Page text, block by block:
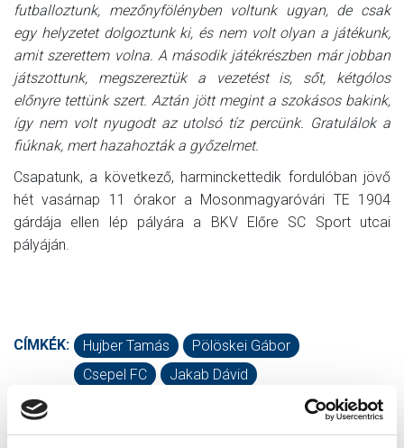
futballoztunk, mezőnyfölényben voltunk ugyan, de csak
egy helyzetet dolgoztunk ki, és nem volt olyan a játékunk,
amit szerettem volna. A második játékrészben már jobban
játszottunk, megszereztük a vezetést is, sőt, kétgólos
előnyre tettünk szert. Aztán jött megint a szokásos bakink,
így nem volt nyugodt az utolsó tíz percünk. Gratulálok a
fiúknak, mert hazahozták a győzelmet.
Csapatunk, a következő, harminckettedik fordulóban jövő
hét vasárnap 11 órakor a Mosonmagyaróvári TE 1904
gárdája ellen lép pályára a BKV Előre SC Sport utcai
pályáján.
CÍMKÉK: Hujber Tamás
Pölöskei Gábor
Csepel FC
Jakab Dávid
KAPCSOLÓDÓ CIKKEK